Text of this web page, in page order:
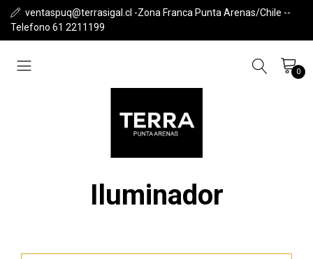
ventaspuq@terrasigal.cl -Zona Franca Punta Arenas/Chile --
Telefono 61 2211199
0
Iluminador